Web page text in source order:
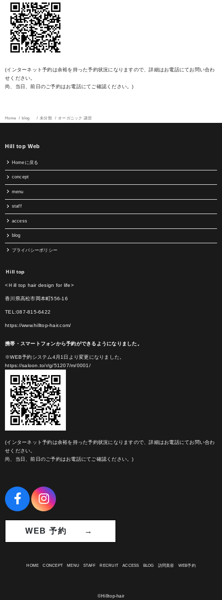
(インターネット予約は余裕を持った予約状況になりますので、詳細はお電話にてお問い合わ
せください。
尚、当日、前日のご予約はお電話にてご確認ください。)
Home blog 未分類 オーガニック 講習
Hill top Web
Homeに戻る
concept
menu
staff
access
blog
プライバシーポリシー
Ｈill top
<Ｈill top hair design for life>
香川県高松市岡本町556-16
TEL:087-815-6422
https://www.hilltop-hair.com/
携帯・スマートフォンから予約ができるようになりました。
※WEB予約システム4月1日より変更になりました。
https://saloon.to/r/g/51207/m/0001/
(インターネット予約は余裕を持った予約状況になりますので、詳細はお電話にてお問い合わ
せください。
尚、当日、前日のご予約はお電話にてご確認ください。)
WEB 予約 →
HOME CONCEPT MENU STAFF RECRUIT ACCESS BLOG 訪問美容 WEB予約
©Hilltop-hair